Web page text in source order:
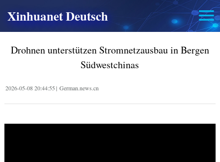
Xinhuanet Deutsch
Drohnen unterstützen Stromnetzausbau in Bergen
Südwestchinas
2026-05-08 20:44:55| German.news.cn